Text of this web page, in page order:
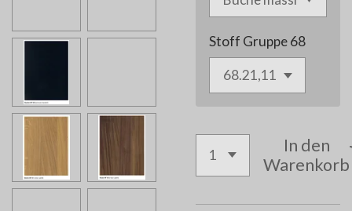
Stoff Gruppe 68
In den
Warenkorb